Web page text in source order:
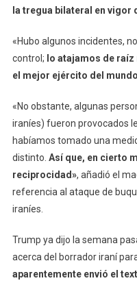
la tregua bilateral en vigor
«Hubo algunos incidentes,
control; lo atajamos de
el mejor ejército del
«No obstante, algunas
iraníes) fueron provocados
habíamos tomado una
distinto. Así que, en cierto
reciprocidad», añadió el
referencia al ataque de
iraníes.
Trump ya dijo la semana
acerca del borrador iraní
aparentemente envió el